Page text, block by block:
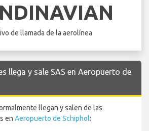
de llamada de la aerolínea
llega y sale SAS en Aeropuerto de
llegan y salen de las
en Aeropuerto de Schiphol: